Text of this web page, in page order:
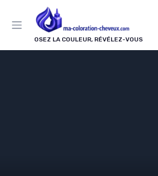
OSEZ LA COULEUR, RÉVÉLEZ-VOUS
Panneau de gestion des cookies